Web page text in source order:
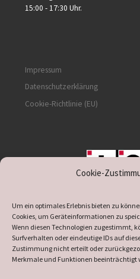
Cookie-
Um ein optimales Erlebnis bieten zu
Cookies, um Geräteinformationen zu
Wenn diesen Technologien zugestimmt,
Surfverhalten oder eindeutige IDs auf
Zustimmung nicht erteilt oder
Merkmale und Funktionen beeinträchtigt
15:00 - 17:30 Uhr.
Impressum
Datenschutzerklärung
Cookie-Richtlinie (EU)
supported by DÖ